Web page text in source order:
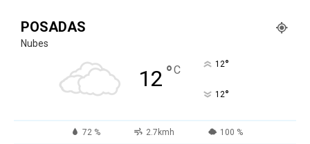
POSADAS
Nubes
12 °C 12°
12°
72 % 2.7kmh 100 %